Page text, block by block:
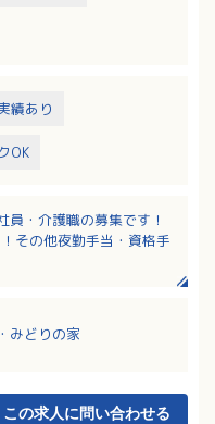
績あり
OK
・介護職の募集です！
その他夜勤手当・資格手
みどりの家
この求人に問い合わせる